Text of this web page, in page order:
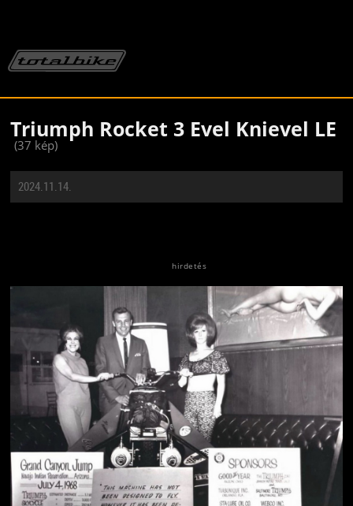
Triumph Rocket 3 Evel Knievel LE
(37 kép)
2024.11.14.
Jön még kép!